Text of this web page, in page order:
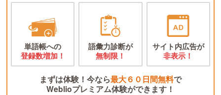
単語帳への
登録数増加！
語彙力診断が
無制限！
サイト内広告が
非表示！
まずは体験！今なら最大６０日間無料で
Weblioプレミアム体験ができます！